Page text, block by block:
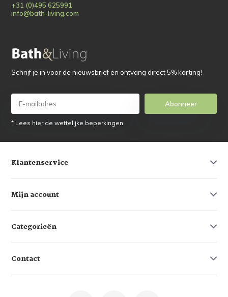
+31 (0)495 625991
info@bath-living.com
Schrijf je in voor de nieuwsbrief en ontvang direct 5% korting!
Abonneer
* Lees hier de wettelijke beperkingen
Klantenservice
Mijn account
Categorieën
Contact